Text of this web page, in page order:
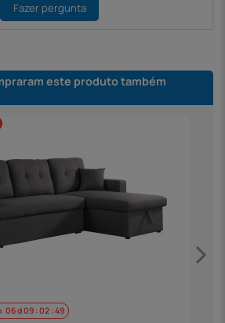
Fazer pergunta
este produto também
06d09 :02 :48